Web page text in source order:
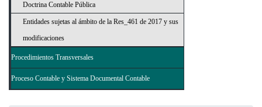
Doctrina Contable Pública
Entidades sujetas al ámbito de la Res_461 de 2017 y sus
modificaciones
Procedimientos Transversales
Proceso Contable y Sistema Documental Contable